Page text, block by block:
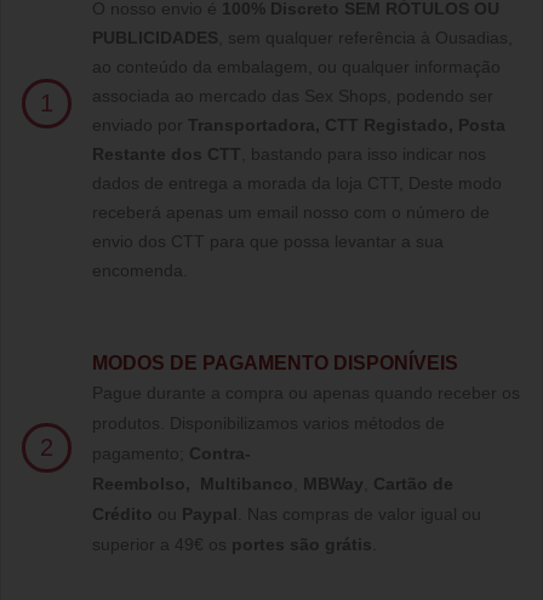
1
O nosso envio é 100% Discreto SEM RÓTULOS OU
PUBLICIDADES , sem qualquer referência à Ousadias,
ao conteúdo da embalagem, ou qualquer informação
associada ao mercado das Sex Shops, podendo ser
enviado por Transportadora, CTT Registado, Posta
Restante dos CTT , bastando para isso indicar nos
dados de entrega a morada da loja CTT, Deste modo
receberá apenas um email nosso com o número de
envio dos CTT para que possa levantar a sua
encomenda.
2
MODOS DE PAGAMENTO DISPONÍVEIS
Pague durante a compra ou apenas quando receber os
produtos. Disponibilizamos varios métodos de
pagamento; Contra-
Reembolso, Multibanco MBWay
Cartão de
Crédito ou Paypal
Nas compras de valor igual ou
superior a 49€ os portes são grátis